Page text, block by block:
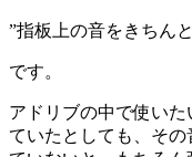
”指板上の音をきちん
です。
アドリブの中で使い
ていたとしても、そ